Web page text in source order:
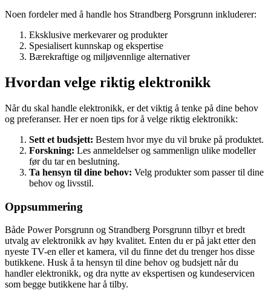
Noen fordeler med å handle hos Strandberg Porsgrunn inkluderer:
Eksklusive merkevarer og produkter
Spesialisert kunnskap og ekspertise
Bærekraftige og miljøvennlige alternativer
Hvordan velge riktig elektronikk
Når du skal handle elektronikk, er det viktig å tenke på dine behov
og preferanser. Her er noen tips for å velge riktig elektronikk:
Sett et budsjett: Bestem hvor mye du vil bruke på produktet.
Forskning: Les anmeldelser og sammenlign ulike modeller
før du tar en beslutning.
Ta hensyn til dine behov: Velg produkter som passer til dine
behov og livsstil.
Oppsummering
Både Power Porsgrunn og Strandberg Porsgrunn tilbyr et bredt
utvalg av elektronikk av høy kvalitet. Enten du er på jakt etter den
nyeste TV-en eller et kamera, vil du finne det du trenger hos disse
butikkene. Husk å ta hensyn til dine behov og budsjett når du
handler elektronikk, og dra nytte av ekspertisen og kundeservicen
som begge butikkene har å tilby.